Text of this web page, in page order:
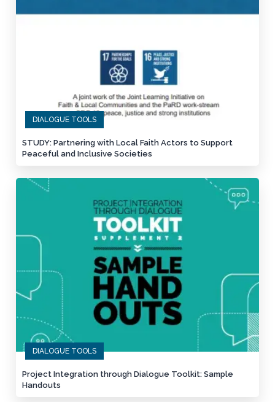
DIALOGUE TOOLS
STUDY: Partnering with Local Faith Actors to Support
Peaceful and Inclusive Societies
DIALOGUE TOOLS
Project Integration through Dialogue Toolkit: Sample
Handouts